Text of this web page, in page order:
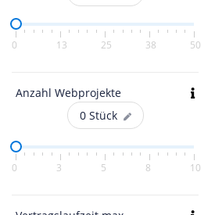
0 13 25 38 50
Anzahl Webprojekte
0 Stück
0 3 5 8 10